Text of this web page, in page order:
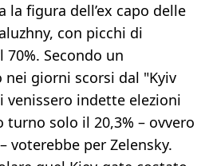
la figura dell’ex capo delle
con picchi di
Secondo un
giorni scorsi dal "Kyiv
venissero indette elezioni
solo il 20,3% – ovvero
voterebbe per Zelensky.